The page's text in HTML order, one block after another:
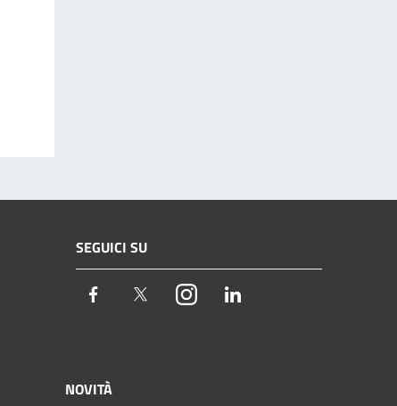
SEGUICI SU
Facebook TwitterInstagram
NOVITÀ